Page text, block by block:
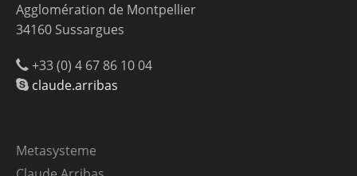
Agglomération de Montpellier
34160 Sussargues
+33 (0) 4 67 86 10 04
claude.arribas
Metasysteme